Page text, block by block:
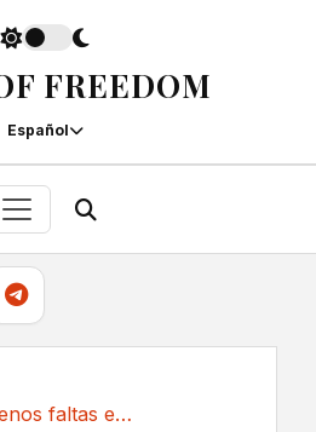
FREEDOM
Español
El Mundial con menos faltas en 60 años: pocas...